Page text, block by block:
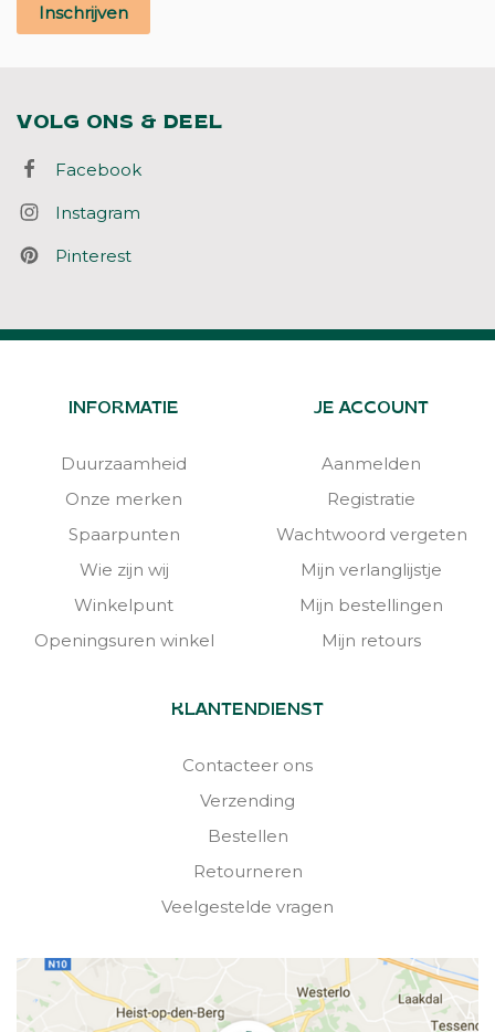
Inschrijven
VOLG ONS & DEEL
Facebook
Instagram
Pinterest
INFORMATIE
Duurzaamheid
Onze merken
Spaarpunten
Wie zijn wij
Winkelpunt
Openingsuren winkel
JE ACCOUNT
Aanmelden
Registratie
Wachtwoord vergeten
Mijn verlanglijstje
Mijn bestellingen
Mijn retours
KLANTENDIENST
Contacteer ons
Verzending
Bestellen
Retourneren
Veelgestelde vragen